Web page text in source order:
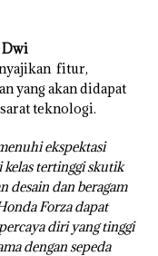
Dwi
fitur,
yang akan didapat
teknologi.
ekspektasi
kelas tertinggi skutik
desain dan beragam
Forza dapat
diri yang tinggi
dengan sepeda